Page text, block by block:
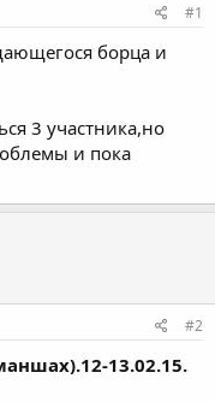
#1
борца и
3 участника,но
и пока
#2
13.02.15.